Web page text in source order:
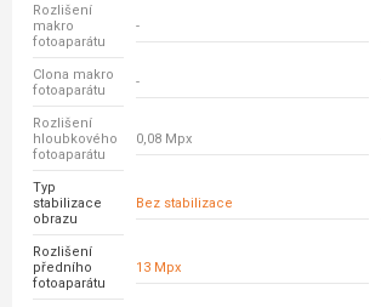
Rozlišení
makro
fotoaparátu
-
Clona makro
fotoaparátu
-
Rozlišení
hloubkového
fotoaparátu
0,08 Mpx
Typ
stabilizace
obrazu
Bez stabilizace
Rozlišení
předního
fotoaparátu
13 Mpx